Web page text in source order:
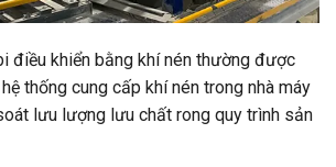
điều khiển bằng khí nén thường được
thống cung cấp khí nén trong nhà máy
lưu lượng lưu chất rong quy trình sản